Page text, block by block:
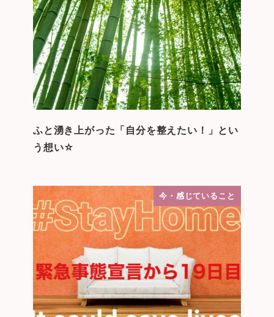
ふと湧き上がった「自分を整えたい！」とい
う想い☆
今・感じていること